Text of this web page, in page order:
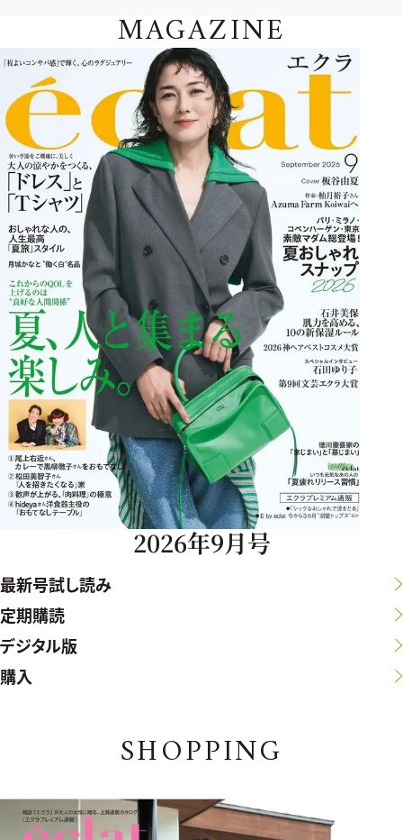
MAGAZINE
2026年9月号
最新号試し読み
定期購読
デジタル版
購入
SHOPPING